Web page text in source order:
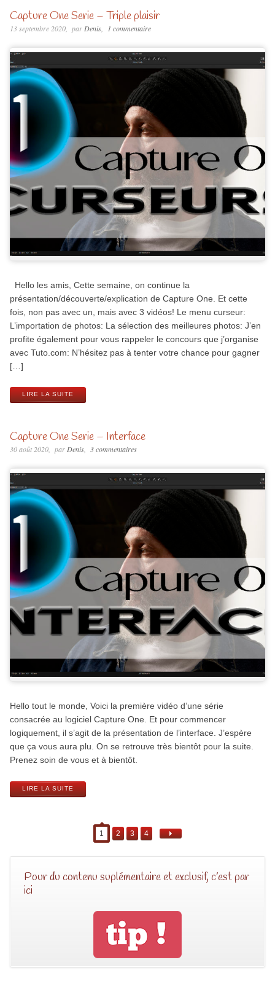
Capture One Serie – Triple plaisir
13 septembre 2020 parDenis 1 commentaire
Hello les amis, Cette semaine, on continue la
présentation/découverte/explication de Capture One. Et cette
fois, non pas avec un, mais avec 3 vidéos! Le menu curseur:
L’importation de photos: La sélection des meilleures photos: J’en
profite également pour vous rappeler le concours que j’organise
avec Tuto.com: N’hésitez pas à tenter votre chance pour gagner
[…]
LIRE LA SUITE
Capture One Serie – Interface
30 août 2020 parDenis 3 commentaires
Hello tout le monde, Voici la première vidéo d’une série
consacrée au logiciel Capture One. Et pour commencer
logiquement, il s’agit de la présentation de l’interface. J’espère
que ça vous aura plu. On se retrouve très bientôt pour la suite.
Prenez soin de vous et à bientôt.
LIRE LA SUITE
1 2 3 4
Pour du contenu suplémentaire et exclusif, c’est par
ici